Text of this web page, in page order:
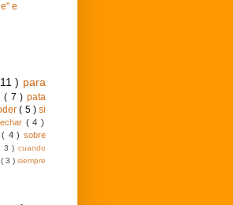
e
) para
( 7 )pata
( 5 )si
echar ( 4 )
( 4 )sobre
3 )cuando
( 3 )siempre